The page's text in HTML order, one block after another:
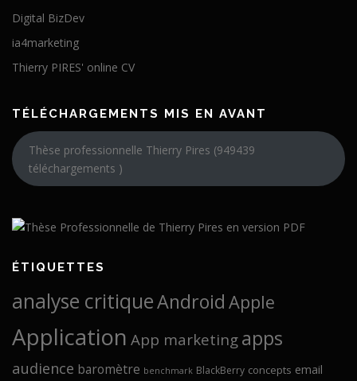
Digital BizDev
ia4marketing
Thierry PIRES' online CV
TÉLÉCHARGEMENTS MIS EN AVANT
Thèse professionnelle Thierry Pires (949439
téléchargements )
ÉTIQUETTES
analyse critiqueAndroid Apple
Application App marketing apps
audience baromètre benchmark BlackBerry concepts email